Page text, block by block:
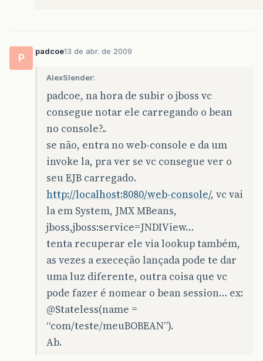
P
padcoe13 de abr. de 2009
AlexSlender:
padcoe, na hora de subir o jboss vc
consegue notar ele carregando o bean
no console?..
se não, entra no web-console e da um
invoke la, pra ver se vc consegue ver o
seu EJB carregado.
http://localhost:8080/web-console/, vc vai
la em System, JMX MBeans,
jboss,jboss:service=JNDIView…
tenta recuperar ele via lookup também,
as vezes a execeção lançada pode te dar
uma luz diferente, outra coisa que vc
pode fazer é nomear o bean session… ex:
@Stateless(name =
“com/teste/meuBOBEAN”).
Ab.